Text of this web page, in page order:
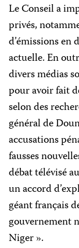
Le Conseil a
privés,
d’émissions
actuelle. En
divers médias
pour avoir fait
selon des
général de
accusations
fausses
débat télévisé
un accord
géant français
gouvernement
Niger ».